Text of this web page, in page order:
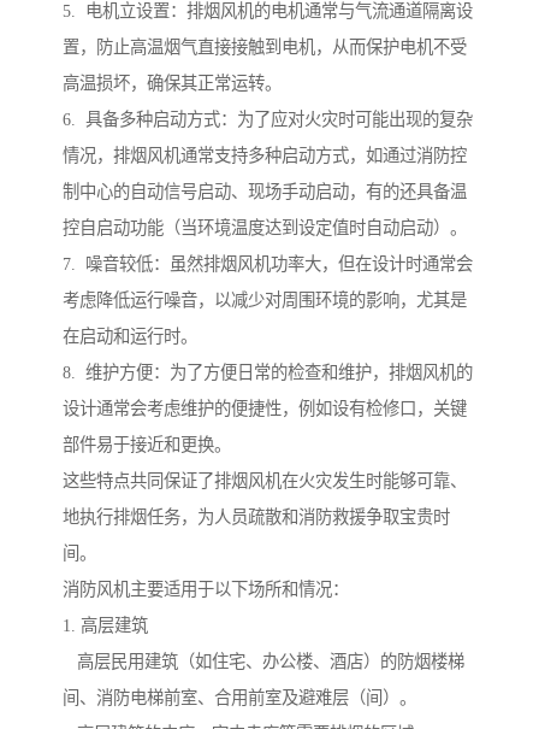
5. 电机立设置：排烟风机的电机通常与气流通道隔离设
置，防止高温烟气直接接触到电机，从而保护电机不受
高温损坏，确保其正常运转。
6. 具备多种启动方式：为了应对火灾时可能出现的复杂
情况，排烟风机通常支持多种启动方式，如通过消防控
制中心的自动信号启动、现场手动启动，有的还具备温
控自启动功能（当环境温度达到设定值时自动启动）。
7. 噪音较低：虽然排烟风机功率大，但在设计时通常会
考虑降低运行噪音，以减少对周围环境的影响，尤其是
在启动和运行时。
8. 维护方便：为了方便日常的检查和维护，排烟风机的
设计通常会考虑维护的便捷性，例如设有检修口，关键
部件易于接近和更换。
这些特点共同保证了排烟风机在火灾发生时能够可靠、
地执行排烟任务，为人员疏散和消防救援争取宝贵时
间。
消防风机主要适用于以下场所和情况：
1. 高层建筑
高层民用建筑（如住宅、办公楼、酒店）的防烟楼梯
间、消防电梯前室、合用前室及避难层（间）。